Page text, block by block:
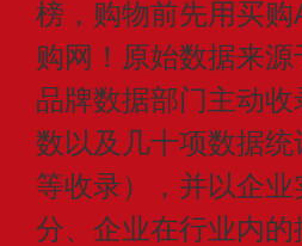
榜，购物前先用买
购网！原始数据来
品牌数据部门主动
数以及几十项数据
等收录），并以企
分、企业在行业内